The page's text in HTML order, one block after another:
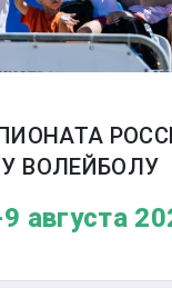
ВОЛЕЙБОЛУ
августа